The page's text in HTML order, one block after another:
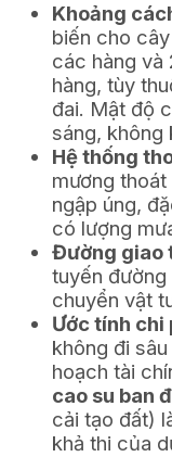
Khoảng
biến cho
các hàng và
hàng, tùy
đai. Mật độ
sáng, không
Hệ thống
mương
ngập úng,
có lượng
Đường giao
tuyến đường
chuyển vật
Ước tính chi
không đi
hoạch tài
cao su ban
cải tạo đất)
khả thi của